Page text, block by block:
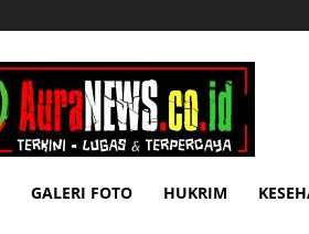
GALERI FOTO HUKRIM